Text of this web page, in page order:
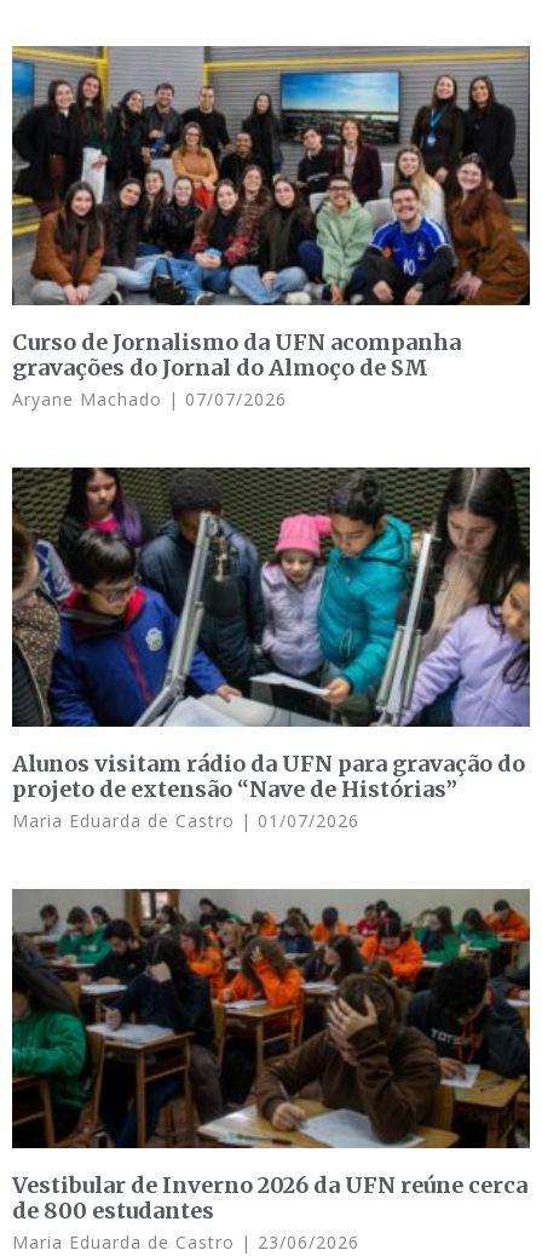
Curso de Jornalismo da UFN acompanha
gravações do Jornal do Almoço de SM
Aryane Machado 07/07/2026
Alunos visitam rádio da UFN para gravação do
projeto de extensão “Nave de Histórias”
Maria Eduarda de Castro 01/07/2026
Vestibular de Inverno 2026 da UFN reúne cerca
de 800 estudantes
Maria Eduarda de Castro 23/06/2026